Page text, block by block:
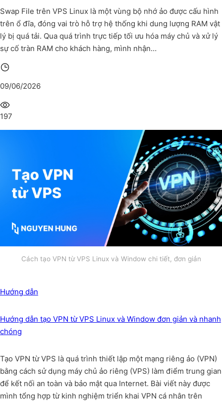
Swap File trên VPS Linux là một vùng bộ nhớ ảo được cấu hình
trên ổ đĩa, đóng vai trò hỗ trợ hệ thống khi dung lượng RAM vật
lý bị quá tải. Qua quá trình trực tiếp tối ưu hóa máy chủ và xử lý
sự cố tràn RAM cho khách hàng, mình nhận…
09/06/2026
197
Cách tạo VPN từ VPS Linux và Window chi tiết, đơn giản
Hướng dẫn
Hướng dẫn tạo VPN từ VPS Linux và Window đơn giản và nhanh
chóng
Tạo VPN từ VPS là quá trình thiết lập một mạng riêng ảo (VPN)
bằng cách sử dụng máy chủ ảo riêng (VPS) làm điểm trung gian
để kết nối an toàn và bảo mật qua Internet. Bài viết này được
mình tổng hợp từ kinh nghiệm triển khai VPN cá nhân trên